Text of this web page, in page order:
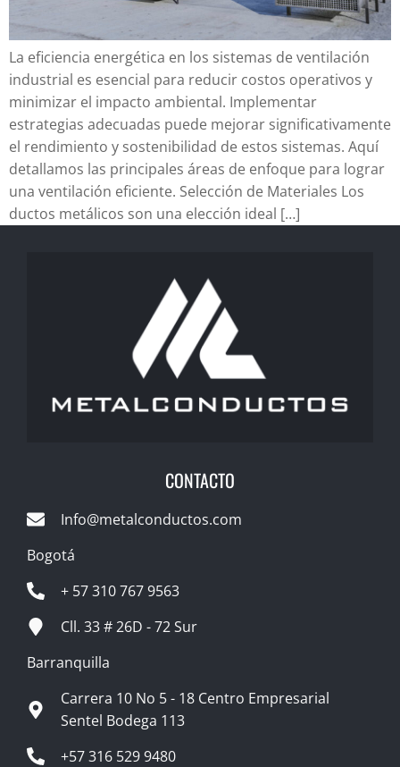
La eficiencia energética en los sistemas de ventilación
industrial es esencial para reducir costos operativos y
minimizar el impacto ambiental. Implementar
estrategias adecuadas puede mejorar significativamente
el rendimiento y sostenibilidad de estos sistemas. Aquí
detallamos las principales áreas de enfoque para lograr
una ventilación eficiente. Selección de Materiales Los
ductos metálicos son una elección ideal […]
CONTACTO
Info@metalconductos.com
Bogotá
+ 57 310 767 9563
Cll. 33 # 26D - 72 Sur
Barranquilla
Carrera 10 No 5 - 18 Centro Empresarial
Sentel Bodega 113
+57 316 529 9480